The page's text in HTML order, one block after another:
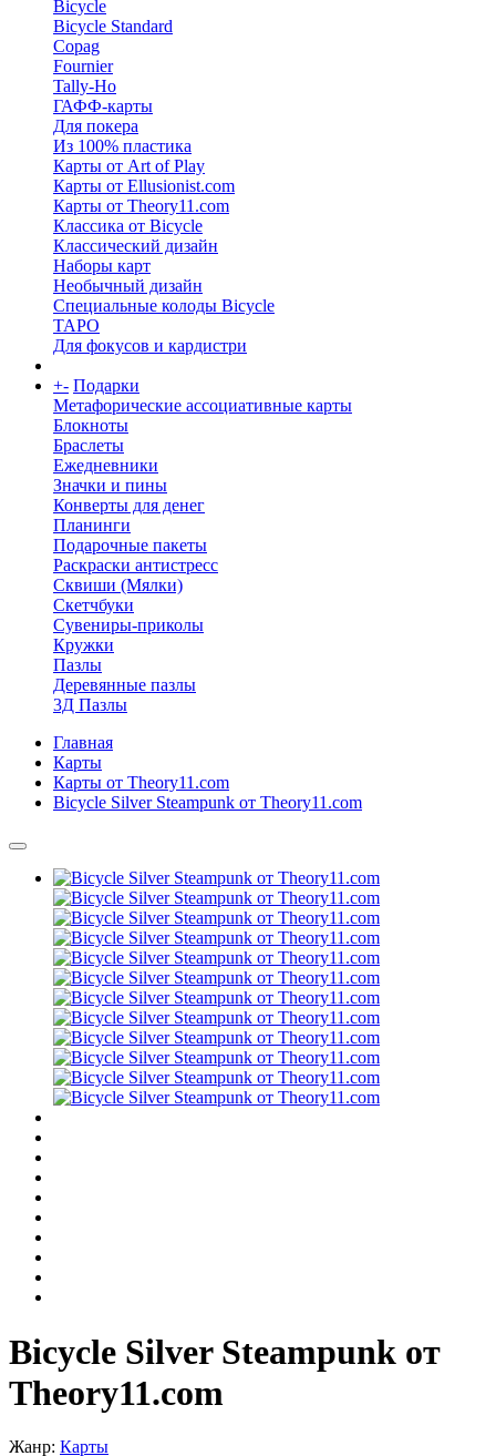
Bicycle
Bicycle Standard
Copag
Fournier
Tally-Ho
ГАФФ-карты
Для покера
Из 100% пластика
Карты от Art of Play
Карты от Ellusionist.com
Карты от Theory11.com
Классика от Bicycle
Классический дизайн
Наборы карт
Необычный дизайн
Специальные колоды Bicycle
ТАРО
Для фокусов и кардистри
+- Подарки
Метафорические ассоциативные карты
Блокноты
Браслеты
Ежедневники
Значки и пины
Конверты для денег
Планинги
Подарочные пакеты
Раскраски антистресс
Сквиши (Мялки)
Скетчбуки
Сувениры-приколы
Кружки
Пазлы
Деревянные пазлы
3Д Пазлы
Главная
Карты
Карты от Theory11.com
Bicycle Silver Steampunk от Theory11.com
Bicycle Silver Steampunk от
Theory11.com
Жанр: Карты